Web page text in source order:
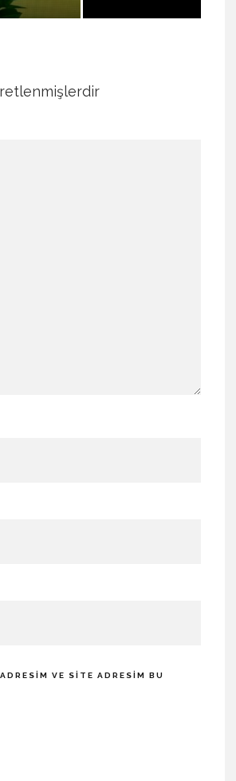
VE SITE ADRESIM BU